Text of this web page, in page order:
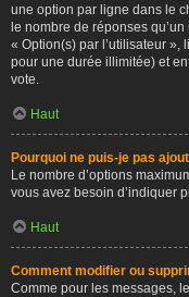
une option par ligne dans le
le nombre de réponses
« Option(s) par l’utilisateur »,
pour une durée illimitée) et
vote.
Haut
Pourquoi ne puis-je pas
Le nombre d’options
vous avez besoin d’indiquer
Haut
Comment modifier ou
Comme pour les messages,